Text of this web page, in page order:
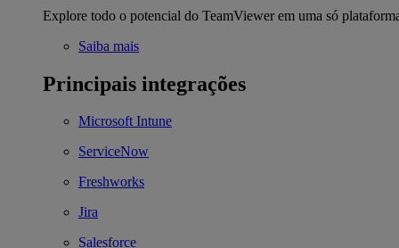
Explore todo o potencial do TeamViewer em uma só
Saiba mais
Principais integrações
Microsoft Intune
ServiceNow
Freshworks
Jira
Salesforce